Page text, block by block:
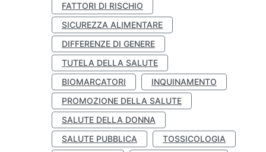
FATTORI DI RISCHIO
SICUREZZA ALIMENTARE
DIFFERENZE DI GENERE
TUTELA DELLA SALUTE
BIOMARCATORI
INQUINAMENTO
PROMOZIONE DELLA SALUTE
SALUTE DELLA DONNA
SALUTE PUBBLICA
TOSSICOLOGIA